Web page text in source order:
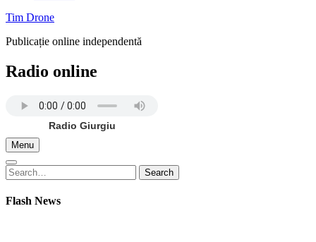
Tim Drone
Publicație online independentă
Radio online
Radio Giurgiu
Menu
Search
for:
Search
Flash News